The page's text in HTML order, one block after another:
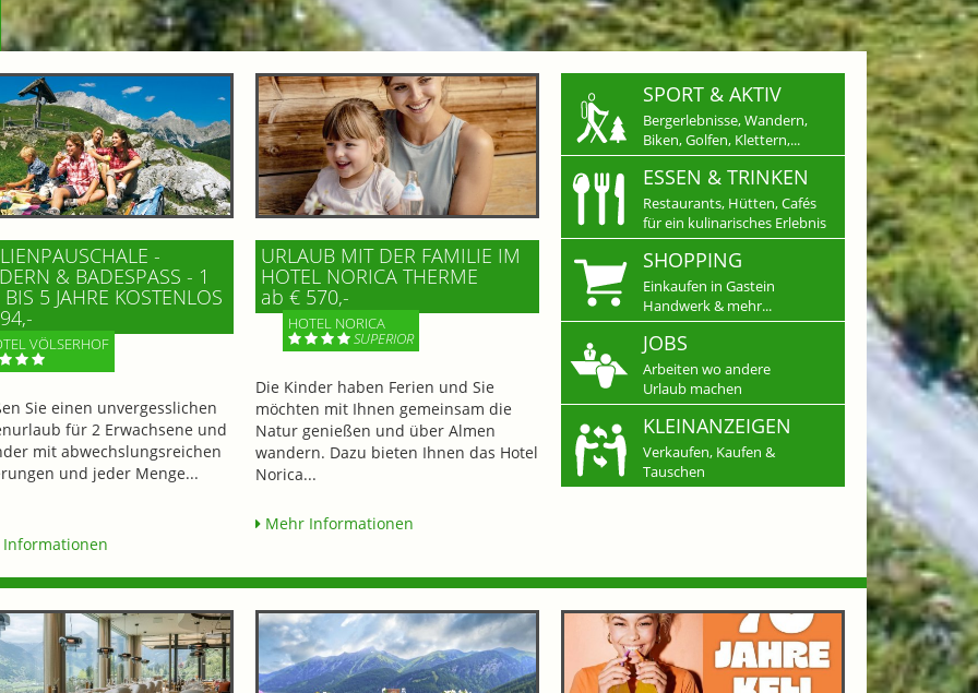
-
& BADESPASS - 1 K
5 JAHRE KOSTENLOS
VÖLSERHOF
Sie einen unvergesslichen
für 2 Erwachsene und
mit abwechslungsreichen
und jeder Menge...
URLAUB MIT DER FAMILIE IM
HOTEL NORICA THERME
ab € 570,-
HOTEL NORICA
SUPERIOR
Die Kinder haben Ferien und Sie
möchten mit Ihnen gemeinsam die
Natur genießen und über Almen
wandern. Dazu bieten Ihnen das Hotel
Norica...
Mehr Informationen
SPORT & AKTIV
Bergerlebnisse, Wandern,
Biken, Golfen, Klettern,...
ESSEN & TRINKEN
Restaurants, Hütten, Cafés
für ein kulinarisches Erlebnis
SHOPPING
Einkaufen in Gastein
Handwerk & mehr...
JOBS
Arbeiten wo andere
Urlaub machen
KLEINANZEIGEN
Verkaufen, Kaufen &
Tauschen